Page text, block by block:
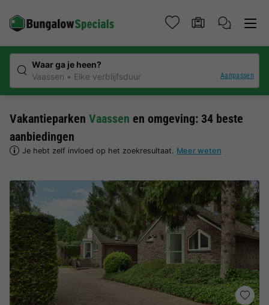
Waar ga je heen?
Vaassen
Elke verblijfsduur Aanpassen
Vakantieparken Vaassen en omgeving: 34 beste
aanbiedingen
Je hebt zelf invloed op het zoekresultaat. Meer weten